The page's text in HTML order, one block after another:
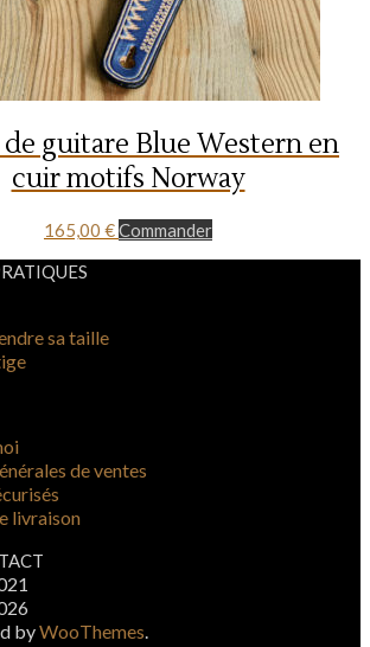
de guitare Blue Western en
cuir motifs Norway
165,00 €Commander
sa taille
de ventes
livraison
byWooThemes